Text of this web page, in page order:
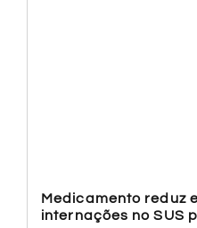
Medicamento reduz
internações no SUS